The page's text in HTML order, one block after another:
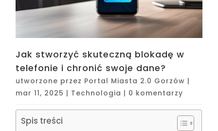
Jak stworzyć skuteczną blokadę w
telefonie i chronić swoje dane?
utworzone przez Portal Miasta 2.0 Gorzów |
mar 11, 2025 | Technologia | 0 komentarzy
Spis treści